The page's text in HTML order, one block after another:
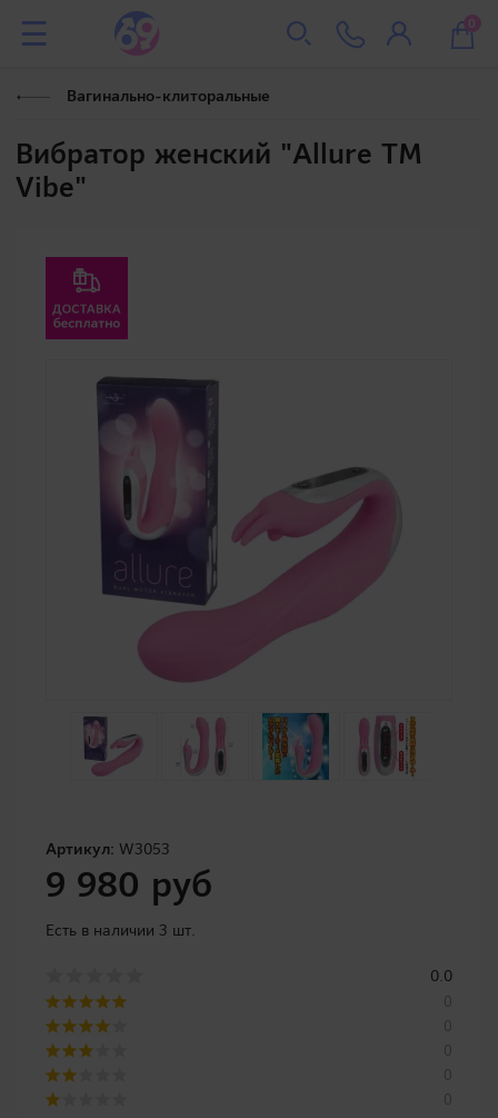
0
Вагинально-клиторальные
Вибратор женский "Allure TM
Vibe"
Артикул: W3053
9 980 руб
Есть в наличии 3 шт.
0.0
0
0
0
0
0